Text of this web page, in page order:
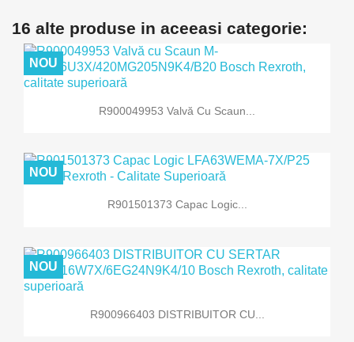
16 alte produse in aceeasi categorie:
R900049953 Valvă Cu Scaun...
NOU
R901501373 Capac Logic...
NOU
R900966403 DISTRIBUITOR CU...
NOU